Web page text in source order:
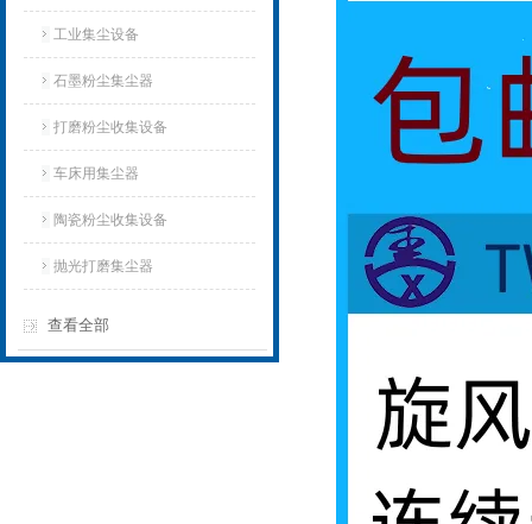
工业集尘设备
石墨粉尘集尘器
打磨粉尘收集设备
车床用集尘器
陶瓷粉尘收集设备
抛光打磨集尘器
查看全部